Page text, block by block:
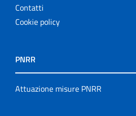
Contatti
Cookie policy
PNRR
Attuazione misure PNRR